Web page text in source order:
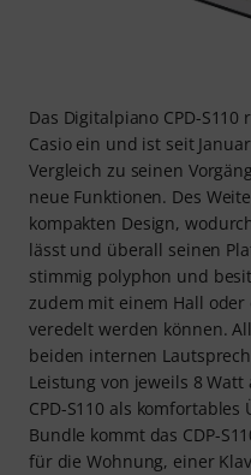
Das Digitalpiano CPD-S110
Casio ein und ist seit
Vergleich zu seinen
neue Funktionen. Des
kompakten Design,
lässt und überall seinen
stimmig polyphon und
zudem mit einem Hall oder
veredelt werden können.
beiden internen
Leistung von jeweils 8
CPD-S110 als
Bundle kommt das CDP-
für die Wohnung, einer